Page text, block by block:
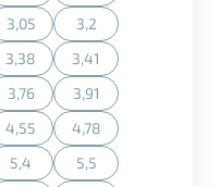
pas disponible.)
n'est actuellement pas
3,05
(Cette action n'est
3,2
(Cette action n'est
pas disponible.)
n'est actuellement pas
3,38
(Cette action n'est
3,41
(Cette action n'est
pas disponible.)pas disponible.)
n'est actuellement pas
3,76
(Cette action n'est
3,91
(Cette action n'est
pas disponible.)
n'est actuellement pas
4,55
(Cette action n'est
4,78
(Cette action n'est
pas disponible.)
n'est actuellement pas
5,4
(Cette action n'est
5,5
(Cette action n'est